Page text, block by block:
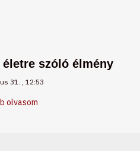
szóló élmény
31. 12:53
olvasom